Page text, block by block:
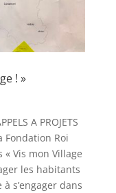
! »
A PROJETS
Fondation Roi
Vis mon Village
les habitants
s’engager dans